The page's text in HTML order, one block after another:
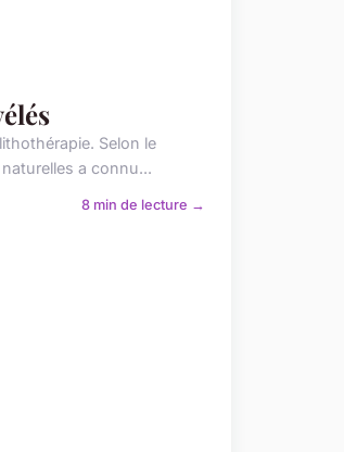
Selon le
a connu...
8 min de lecture →